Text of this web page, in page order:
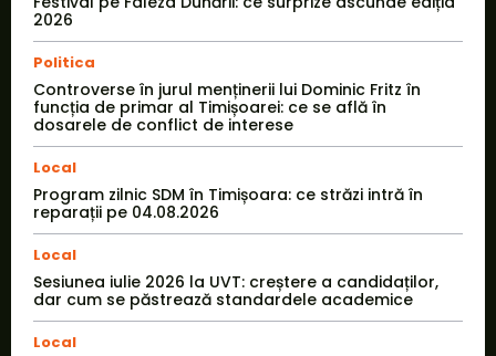
2026
Politica
Controverse în jurul menținerii lui Dominic Fritz în
funcția de primar al Timișoarei: ce se află în
dosarele de conflict de interese
Local
Program zilnic SDM în Timișoara: ce străzi intră în
reparații pe 04.08.2026
Local
Sesiunea iulie 2026 la UVT: creștere a candidaților,
dar cum se păstrează standardele academice
Local